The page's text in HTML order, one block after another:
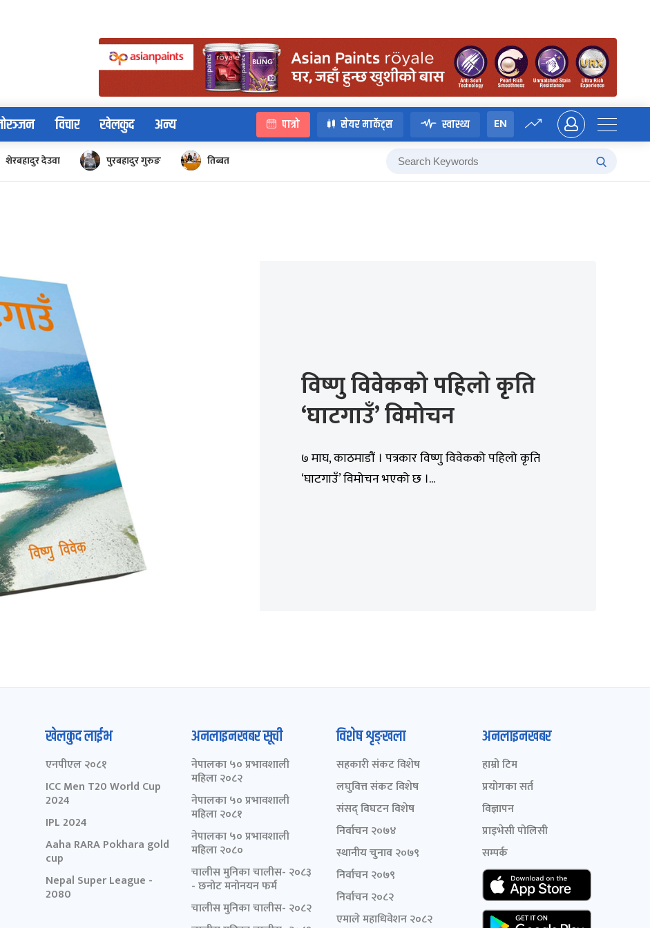
विचार खेलकुद अन्य पात्रो सेयर मार्केट्स स्वास्थ्य EN
शेरबहादुर देउवा पुरबहादुर गुरुङ तिब्बत
विष्णु विवेकको पहिलो कृति
‘घाटगाउँ’ विमोचन
७ माघ, काठमाडौं । पत्रकार विष्णु विवेकको पहिलो कृति
‘घाटगाउँ’ विमोचन भएको छ ।...
खेलकुद लाईभ
एनपीएल २०८१
ICC Men T20 World Cup
2024
IPL 2024
Aaha RARA Pokhara gold
cup
Nepal Super League -
2080
अनलाइनखबर सूची
नेपालका ५० प्रभावशाली
महिला २०८२
नेपालका ५० प्रभावशाली
महिला २०८१
नेपालका ५० प्रभावशाली
महिला २०८०
चालीस मुनिका चालीस- २०८३
- छनोट मनोनयन फर्म
चालीस मुनिका चालीस- २०८२
विशेष शृङ्खला
सहकारी संकट विशेष
लघुवित्त संकट विशेष
संसद् विघटन विशेष
निर्वाचन २०७४
स्थानीय चुनाव २०७९
निर्वाचन २०७९
निर्वाचन २०८२
एमाले महाधिवेशन २०८२
अनलाइनखबर
हाम्रो टिम
प्रयोगका सर्त
विज्ञापन
प्राइभेसी पोलिसी
सम्पर्क